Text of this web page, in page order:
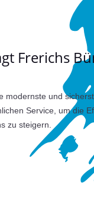
Frerichs
modernste und
Service, um die
zu steigern.